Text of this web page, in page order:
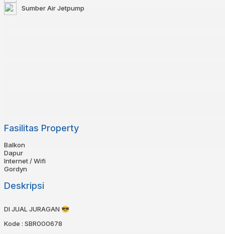
Sumber AirJetpump
Fasilitas Property
Balkon
Dapur
Internet / Wifi
Gordyn
Deskripsi
DI JUAL JURAGAN 😎
Kode : SBR000678